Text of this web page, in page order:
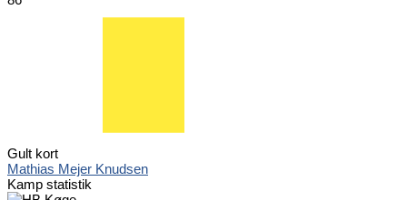
Gult kort
Mathias Mejer Knudsen
Kamp statistik